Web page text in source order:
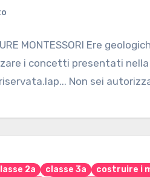
MONTESSORI Ere
i concetti presentati
Non sei
2a classe 3a costruire i